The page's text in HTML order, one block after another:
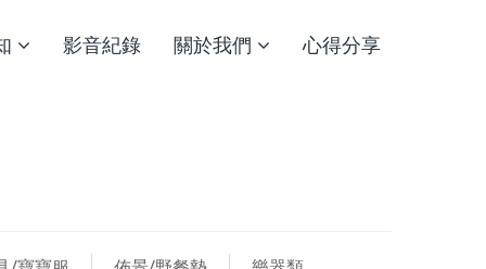
影音紀錄 關於我們 心得分享